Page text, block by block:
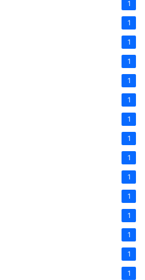
1
1
1
1
1
1
1
1
1
1
1
1
1
1
1